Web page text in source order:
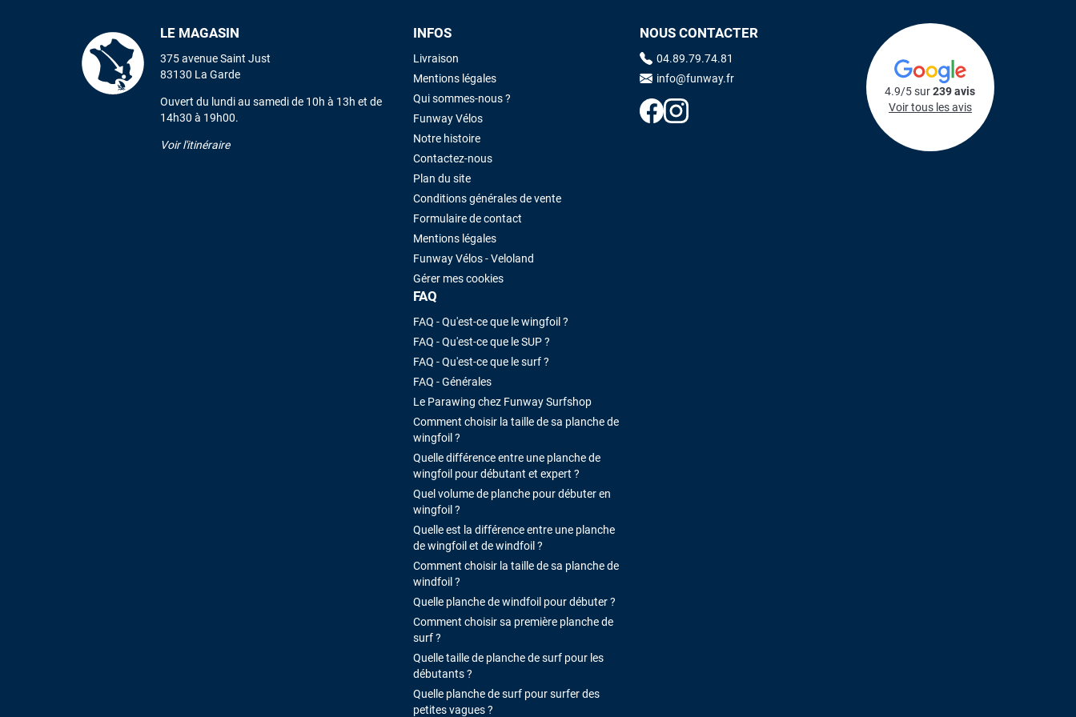
LE MAGASIN
375 avenue Saint Just
83130 La Garde
Ouvert du lundi au samedi de 10h à 13h et de
14h30 à 19h00.
Voir l'itinéraire
INFOS
Livraison
Mentions légales
Qui sommes-nous ?
Funway Vélos
Notre histoire
Contactez-nous
Plan du site
Conditions générales de vente
Formulaire de contact
Mentions légales
Funway Vélos - Veloland
Gérer mes cookies
FAQ
FAQ - Qu'est-ce que le wingfoil ?
FAQ - Qu'est-ce que le SUP ?
FAQ - Qu'est-ce que le surf ?
FAQ - Générales
Le Parawing chez Funway Surfshop
Comment choisir la taille de sa planche de
wingfoil ?
Quelle différence entre une planche de
wingfoil pour débutant et expert ?
Quel volume de planche pour débuter en
wingfoil ?
Quelle est la différence entre une planche
de wingfoil et de windfoil ?
Comment choisir la taille de sa planche de
windfoil ?
Quelle planche de windfoil pour débuter ?
Comment choisir sa première planche de
surf ?
Quelle taille de planche de surf pour les
débutants ?
Quelle planche de surf pour surfer des
petites vagues ?
NOUS CONTACTER
04.89.79.74.81
info@funway.fr
4.9/5 sur239 avis
Voir tous les avis
Maronui RICHMOND
il y a 3 mois
J'ai acheté une voile d'occasion depuis Tahiti. Super service. L'envoi a
été rapide. La voile est arrivée en super état. Mauruuru roa.
VOIR TOUS LES AVIS